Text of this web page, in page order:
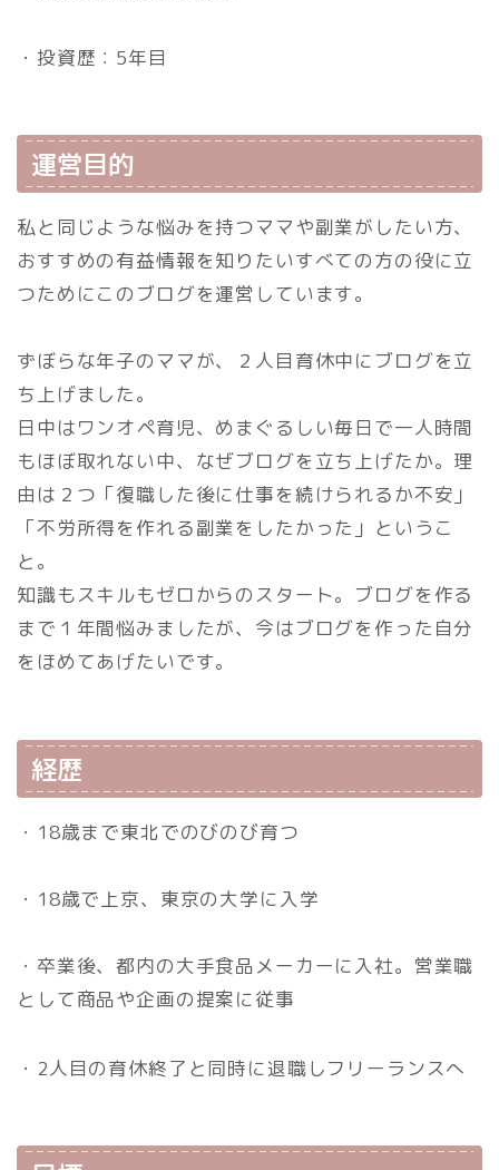
・投資歴：5年目
運営目的
私と同じような悩みを持つママや副業がしたい方、
おすすめの有益情報を知りたいすべての方の役に立
つためにこのブログを運営しています。
ずぼらな年子のママが、２人目育休中にブログを立
ち上げました。
日中はワンオペ育児、めまぐるしい毎日で一人時間
もほぼ取れない中、なぜブログを立ち上げたか。理
由は２つ「復職した後に仕事を続けられるか不安」
「不労所得を作れる副業をしたかった」というこ
と。
知識もスキルもゼロからのスタート。ブログを作る
まで１年間悩みましたが、今はブログを作った自分
をほめてあげたいです。
経歴
・18歳まで東北でのびのび育つ
・18歳で上京、東京の大学に入学
・卒業後、都内の大手食品メーカーに入社。営業職
として商品や企画の提案に従事
・2人目の育休終了と同時に退職しフリーランスへ